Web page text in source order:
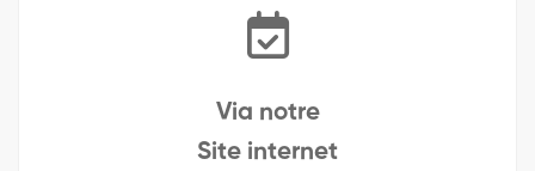
Via notre
Site internet